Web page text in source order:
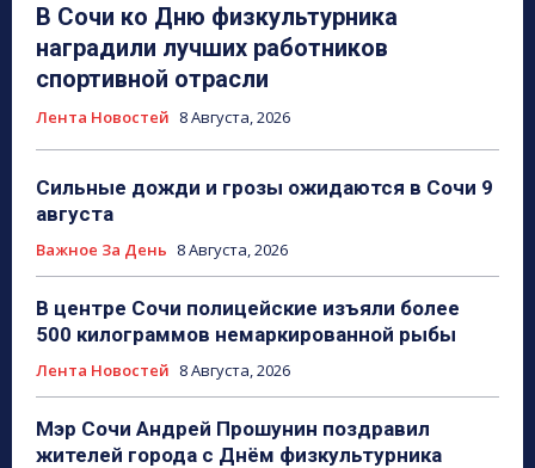
В Сочи ко Дню физкультурника
наградили лучших работников
спортивной отрасли
Лента Новостей 8 Августа, 2026
Сильные дожди и грозы ожидаются в Сочи 9
августа
Важное За День 8 Августа, 2026
В центре Сочи полицейские изъяли более
500 килограммов немаркированной рыбы
Лента Новостей 8 Августа, 2026
Мэр Сочи Андрей Прошунин поздравил
жителей города с Днём физкультурника